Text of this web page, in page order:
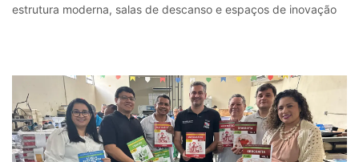
estrutura moderna, salas de descanso e espaços de inovação